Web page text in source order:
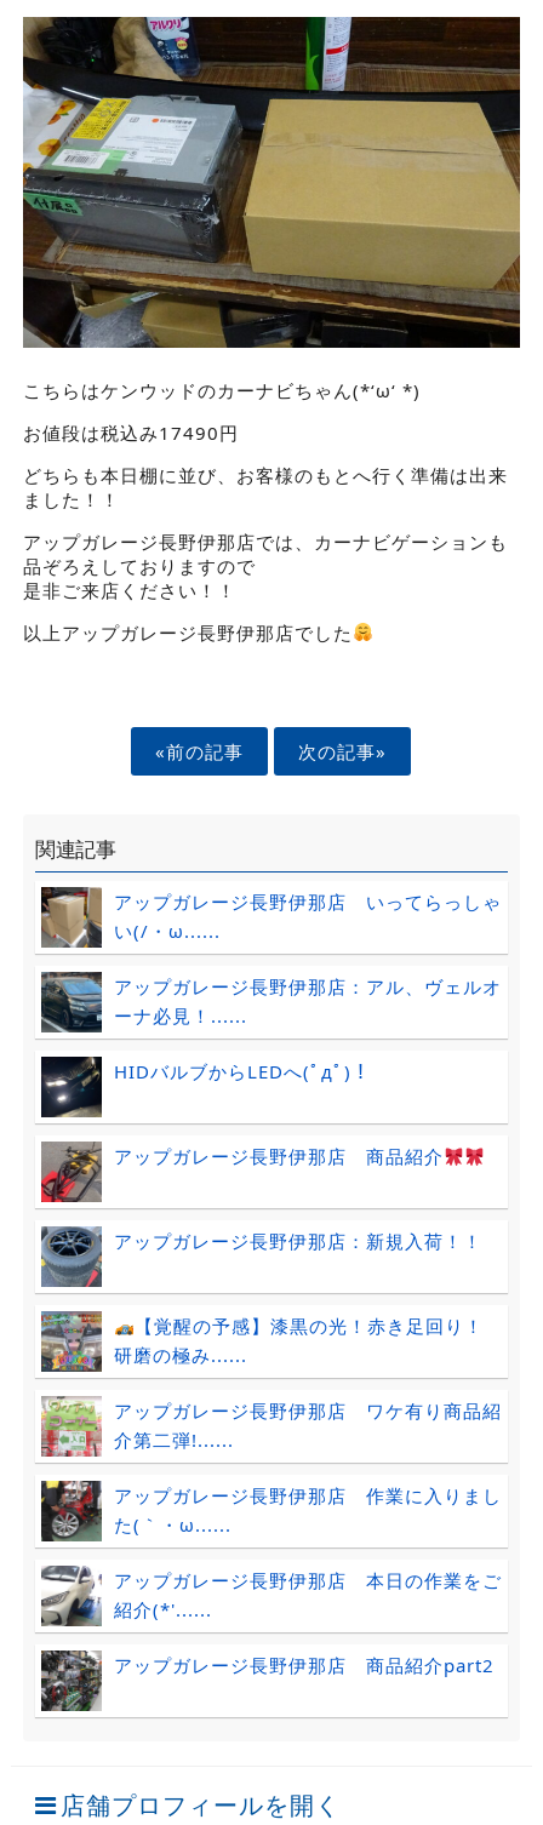
こちらはケンウッドのカーナビちゃん(*‘ω‘ *)
お値段は税込み17490円
どちらも本日棚に並び、お客様のもとへ行く準備は出来
ました！！
アップガレージ長野伊那店では、カーナビゲーションも
品ぞろえしておりますので
是非ご来店ください！！
以上アップガレージ長野伊那店でした
«前の記事 次の記事»
関連記事
アップガレージ長野伊那店 いってらっしゃ
い(/・ω......
アップガレージ長野伊那店：アル、ヴェルオ
ーナ必見！......
HIDバルブからLEDへ(ﾟдﾟ)！
アップガレージ長野伊那店 商品紹介
アップガレージ長野伊那店：新規入荷！！
【覚醒の予感】漆黒の光！赤き足回り！
研磨の極み......
アップガレージ長野伊那店 ワケ有り商品紹
介第二弾!......
アップガレージ長野伊那店 作業に入りまし
た(｀・ω......
アップガレージ長野伊那店 本日の作業をご
紹介(*'......
アップガレージ長野伊那店 商品紹介part2
店舗プロフィールを開く